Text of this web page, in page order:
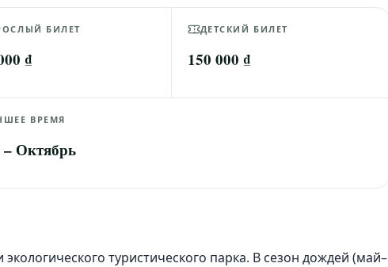
БИЛЕТ
₫
ДЕТСКИЙ БИЛЕТ
150 000 ₫
ВРЕМЯ
Октябрь
туристического парка. В сезон дождей (май–